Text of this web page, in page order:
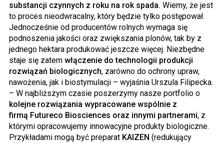
substancji czynnych z roku na rok spada. Wiemy, że jest
to proces nieodwracalny, który będzie tylko postępował.
Jednocześnie od producentów rolnych wymaga się
podnoszenia jakości oraz zwiększania plonów, tak by z
jednego hektara produkować jeszcze więcej. Niezbędne
staje się zatem włączenie do technologii produkcji
rozwiązań biologicznych, zarówno do ochrony upraw,
nawożenia, jak i biostymulacji – wyjaśnia Urszula Filipecka.
– W najbliższym czasie poszerzymy nasze portfolio o
kolejne rozwiązania wypracowane wspólnie z
firmą Futureco Biosciences oraz innymi partnerami, z
którymi opracowujemy innowacyjne produkty biologiczne.
Przykładami mogą być preparat KAIZEN (redukujący